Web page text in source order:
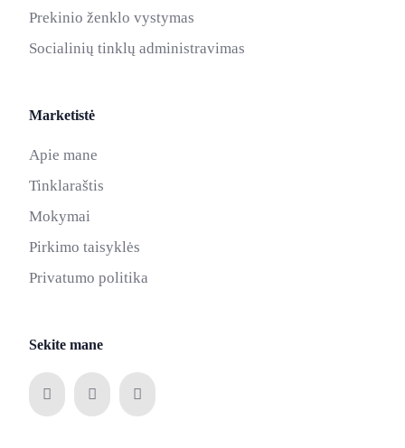
Prekinio ženklo vystymas
Socialinių tinklų administravimas
Marketistė
Apie mane
Tinklaraštis
Mokymai
Pirkimo taisyklės
Privatumo politika
Sekite mane